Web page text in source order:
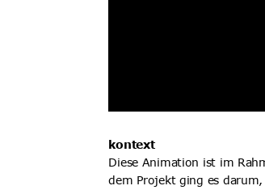
kontext
Diese Animation ist im
dem Projekt ging es